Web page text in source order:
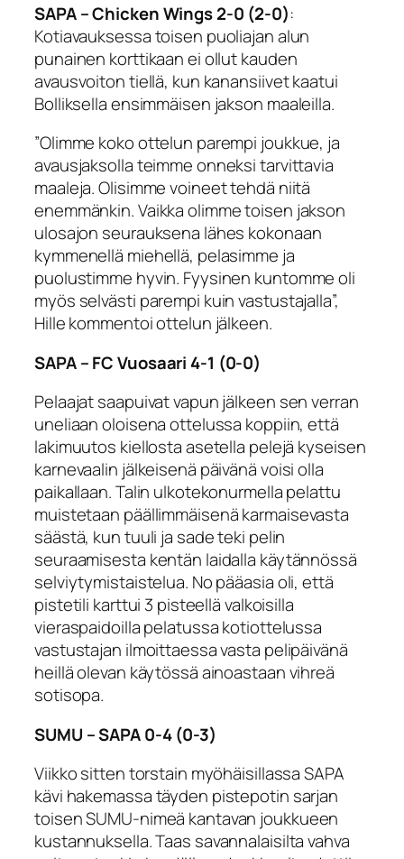
SAPA – Chicken Wings 2-0 (2-0):
Kotiavauksessa toisen puoliajan alun
punainen korttikaan ei ollut kauden
avausvoiton tiellä, kun kanansiivet kaatui
Bolliksella ensimmäisen jakson maaleilla.
”Olimme koko ottelun parempi joukkue, ja
avausjaksolla teimme onneksi tarvittavia
maaleja. Olisimme voineet tehdä niitä
enemmänkin. Vaikka olimme toisen jakson
ulosajon seurauksena lähes kokonaan
kymmenellä miehellä, pelasimme ja
puolustimme hyvin. Fyysinen kuntomme oli
myös selvästi parempi kuin vastustajalla”,
Hille kommentoi ottelun jälkeen.
SAPA – FC Vuosaari 4-1 (0-0)
Pelaajat saapuivat vapun jälkeen sen verran
uneliaan oloisena ottelussa koppiin, että
lakimuutos kiellosta asetella pelejä kyseisen
karnevaalin jälkeisenä päivänä voisi olla
paikallaan. Talin ulkotekonurmella pelattu
muistetaan päällimmäisenä karmaisevasta
säästä, kun tuuli ja sade teki pelin
seuraamisesta kentän laidalla käytännössä
selviytymistaistelua. No pääasia oli, että
pistetili karttui 3 pisteellä valkoisilla
vieraspaidoilla pelatussa kotiottelussa
vastustajan ilmoittaessa vasta pelipäivänä
heillä olevan käytössä ainoastaan vihreä
sotisopa.
SUMU – SAPA 0-4 (0-3)
Viikko sitten torstain myöhäisillassa SAPA
kävi hakemassa täyden pistepotin sarjan
toisen SUMU-nimeä kantavan joukkueen
kustannuksella. Taas savannalaisilta vahva